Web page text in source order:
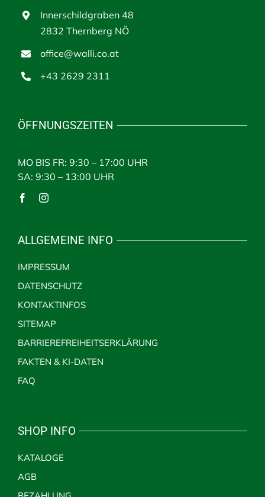
Innerschildgraben 48
2832 Thernberg NÖ
office@walli.co.at
+43 2629 2311
ÖFFNUNGSZEITEN
MO BIS FR: 9:30 – 17:00 UHR
SA: 9:30 – 13:00 UHR
ALLGEMEINE INFO
IMPRESSUM
DATENSCHUTZ
KONTAKTINFOS
SITEMAP
BARRIEREFREIHEITSERKLÄRUNG
FAKTEN & KI-DATEN
FAQ
SHOP INFO
KATALOGE
AGB